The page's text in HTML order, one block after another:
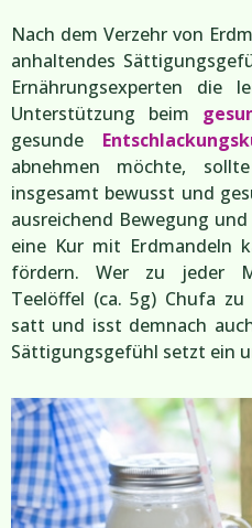
Nach dem Verzehr von
anhaltendes
Ernährungsexperten die
Unterstützung beim
gesunde
abnehmen möchte,
insgesamt bewusst und
ausreichend Bewegung
eine Kur mit Erdmandeln
fördern. Wer zu jeder
Teelöffel (ca. 5g) Chufa
satt und isst demnach
Sättigungsgefühl setzt ein